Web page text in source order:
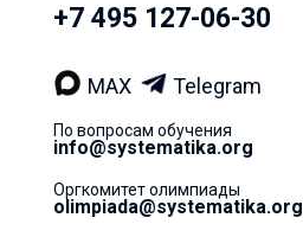
+7 495 127-06-30
MAX Telegram
По вопросам обучения
info@systematika.org
Оргкомитет олимпиады
olimpiada@systematika.org